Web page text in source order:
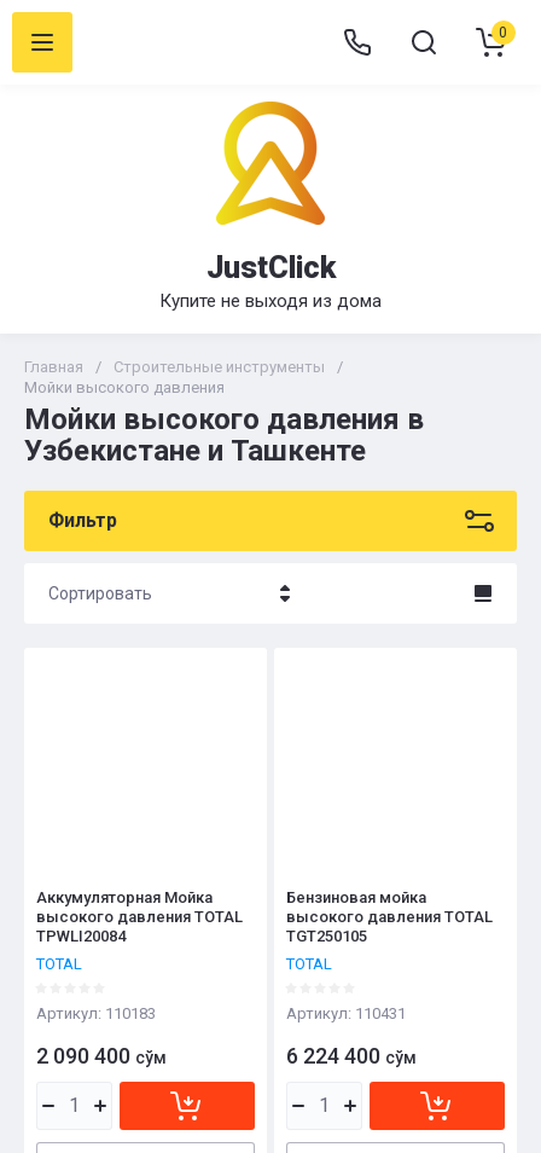
JustClick
Купите не выходя из дома
0
Главная / Строительные инструменты
/
Мойки высокого давления
Мойки высокого давления в
Узбекистане и Ташкенте
Фильтр
Сортировать
Аккумуляторная Мойка
высокого давления TOTAL
TPWLI20084
TOTAL
Артикул: 110183
2 090 400 сўм
Бензиновая мойка
высокого давления TOTAL
TGT250105
TOTAL
Артикул: 110431
6 224 400 сўм